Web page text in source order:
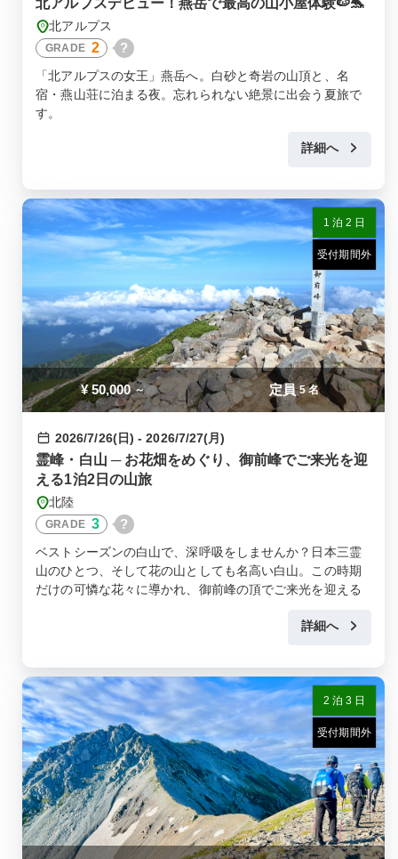
北アルプスデビュー！燕岳で最高の山小屋体験🍉🐬
北アルプス
GRADE 2 ?
「北アルプスの女王」燕岳へ。白砂と奇岩の山頂と、名
宿・燕山荘に泊まる夜。忘れられない絶景に出会う夏旅で
す。
詳細へ
¥ 50,000 ～ 定員 5 名
1 泊 2 日
受付期間外
2026/7/26(日) - 2026/7/27(月)
霊峰・白山 ─ お花畑をめぐり、御前峰でご来光を迎
える1泊2日の山旅
北陸
GRADE 3 ?
ベストシーズンの白山で、深呼吸をしませんか？日本三霊
山のひとつ、そして花の山としても名高い白山。この時期
だけの可憐な花々に導かれ、御前峰の頂でご来光を迎える
詳細へ
2 泊 3 日
受付期間外